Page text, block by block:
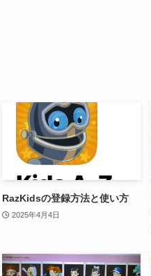
RazKidsの登録方法と使い方
2025年4月4日